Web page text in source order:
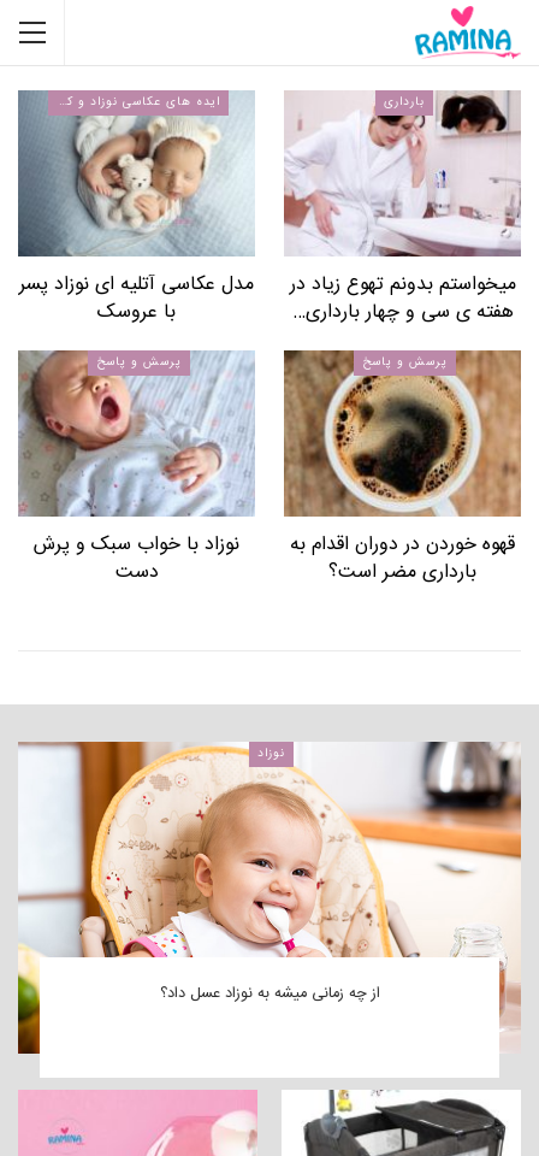
بارداری
از نظر پزشکی واقعا چند
سونوگرافی در بارداری واجبه؟
نوزاد
دختر 2 ساله دارم که برای از
پوشک گرفتن همکاری نمی
بارداری
وزن جنین در هفته سی و
ماهگرد و تولد
ایده عکاسی از نوزاد پسر یک
نوزاد
از چه زمانی میشه به نوزاد عسل داد؟